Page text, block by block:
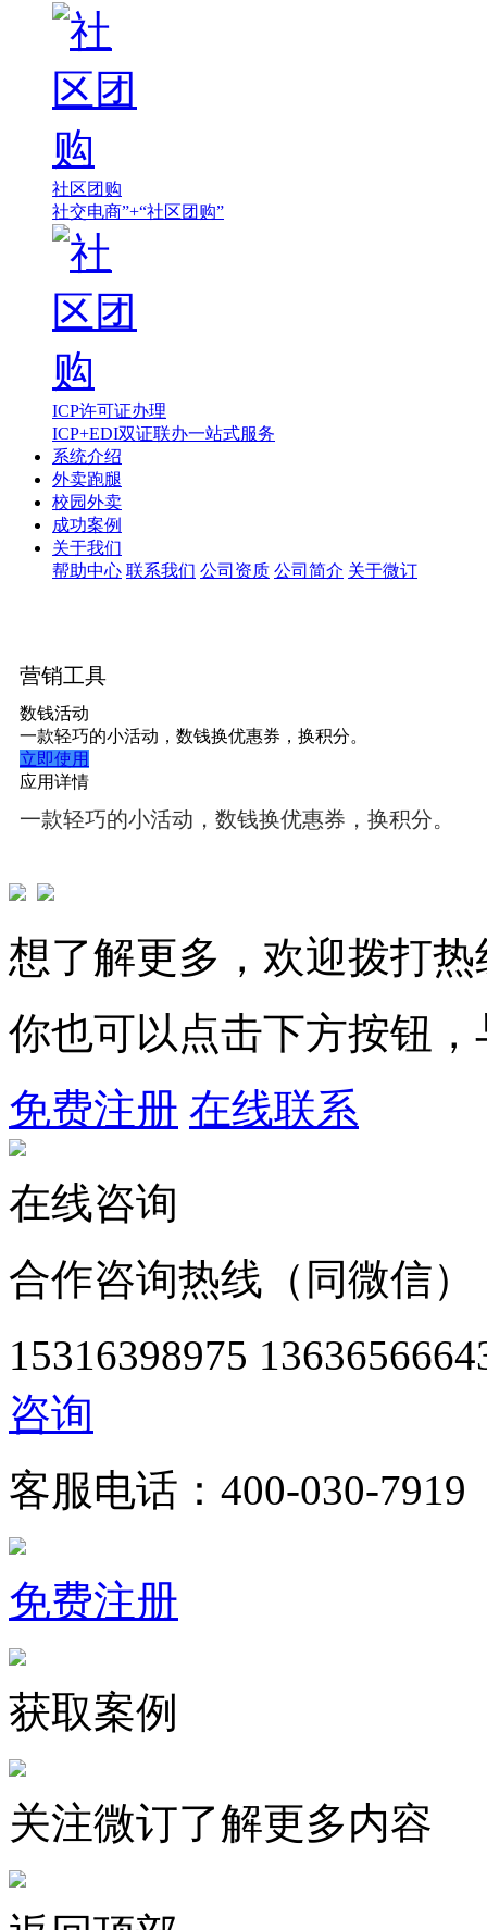
社区团购
社交电商”+“社区团购”
ICP许可证办理
ICP+EDI双证联办一站式服务
系统介绍
外卖跑腿
校园外卖
成功案例
关于我们
帮助中心 联系我们 公司资质 公司简介 关于微订
营销工具
数钱活动
一款轻巧的小活动，数钱换优惠券，换积分。
立即使用
应用详情
一款轻巧的小活动，数钱换优惠券，换积分。
想了解更多，欢迎拨打
你也可以点击下方按钮
免费注册 在线联系
在线咨询
合作咨询热线（同微信）
15316398975
咨询
客服电话：400-030-7919
免费注册
获取案例
关注微订了解更多内容